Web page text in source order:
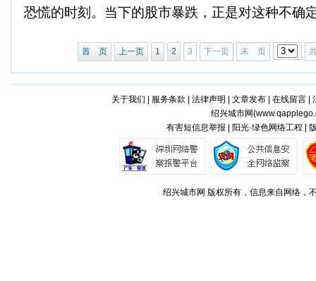
恐慌的时刻。当下的股市暴跌，正是对这种不确
首 页 上一页 1 2 3 下一页 末 页
关于我们 服务条款 法律声明 文章发布| 在线留言|
绍兴城市网(
有害短信息举报 | 阳光·绿色网络工程 |
绍兴城市网 版权所有，信息来自网络，